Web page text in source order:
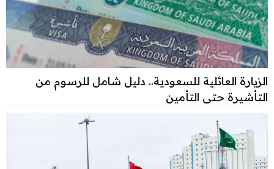
الزيارة العائلية للسعودية.. دليل شامل للرسوم من
التأشيرة حتى التأمين